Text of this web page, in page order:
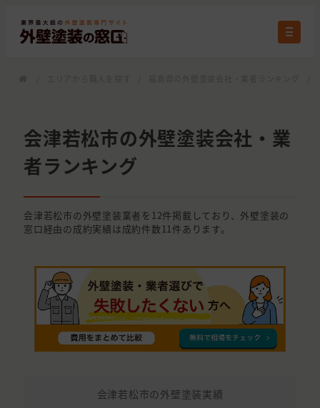
会津若松市の外壁塗装会社・業
者ランキング
会津若松市の外壁塗装業者を12件掲載しており、外壁塗装の
窓口経由の成約実績は成約件数11件あります。
会津若松市の外壁塗装実績